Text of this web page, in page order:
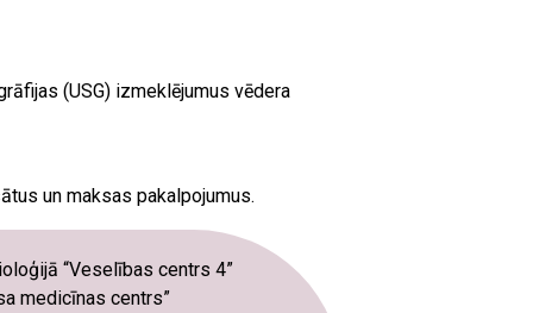
(USG) izmeklējumus vēdera
un maksas pakalpojumus.
“Veselības centrs 4”
medicīnas centrs”